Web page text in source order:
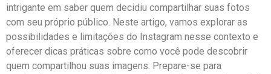
intrigante ⁢em saber quem decidiu​ compartilhar suas ⁤fotos
com seu próprio público. ‌Neste artigo, vamos explorar as
possibilidades e limitações do Instagram nesse contexto e
oferecer dicas práticas sobre⁤ como você pode‍ descobrir
quem compartilhou suas imagens. Prepare-se para